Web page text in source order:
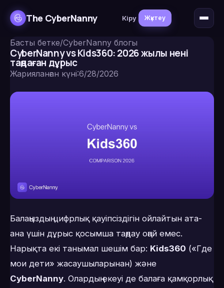
The CyberNanny Кіру Жүктеу
Басты бетке/CyberNanny блогы
CyberNanny vs Kids360: 2026 жылы нені
таңдаған дұрыс
Жарияланған күні:6/28/2026
Балаңыздың цифрлық қауіпсіздігін ойлайтын ата-
ана үшін дұрыс қосымша таңдау оңай емес.
Нарықта екі танымал шешім бар: Kids360 («Где
мои дети» жасаушыларынан) және
CyberNanny. Олардың екеуі де балаға қамқорлық